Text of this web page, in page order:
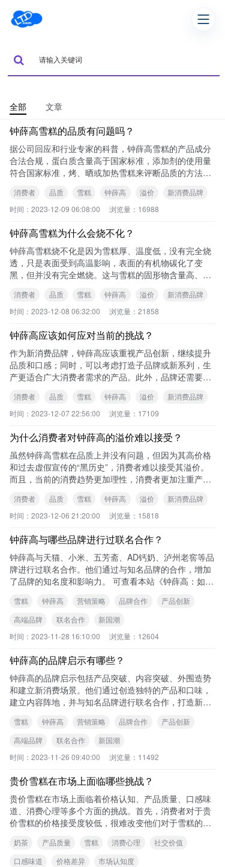
全部 文章
钟薛高雪糕的品质有问题吗？
据公司回应和行业专家的科普，钟薛高雪糕的产品成分
合法合规，蛋白质含量高于国家标准，添加剂的使用量
符合国家标准，烤、晒或加热雪糕来评断品质的方法不
问
消费者 品质 雪糕 钟薛高 溢价
新消费品牌
时间： 2023-12-09 06:08:00 浏览量： 16988
钟薛高雪糕为什么会烧不化？
钟薛高雪糕烧不化是因为雪糕厚、温度低，没有完全烧
透，只是表面受到高温影响，表面的有机物碳化了变
黑，但并没有完全燃烧。这与雪糕的固形物含量高、含
消费者 品质 雪糕 钟薛高 溢价
新消费品牌
时间： 2023-12-08 06:32:00 浏览量： 21858
钟薛高应该如何应对当前的挑战？
作为新消费品牌，钟薛高应该重视产品创新，继续提升
品质和口感；同时，可以考虑打造子品牌或新系列，生
产更适合广大消费者需求的产品。此外，品牌还需要在
进
消费者 品质 雪糕 钟薛高 溢价
新消费品牌
时间： 2023-12-07 22:56:00 浏览量： 17109
为什么消费者对钟薛高的溢价难以接受？
虽然钟薛高雪糕在品质上并没有问题，但因为其高价格
和过去虚假宣传的“黑历史”，消费者难以接受其溢价。
而且，当前的消费趋势更加理性，消费者更加注重产品
消费者 品质 雪糕 钟薛高 溢价
新消费品牌
时间： 2023-12-06 21:20:00 浏览量： 15818
钟薛高与哪些品牌进行过联名合作？
钟薛高与天猫、小米、五芳斋、AD钙奶、泸州老窖等品
牌进行过联名合作。他们通过与知名品牌的合作，增加
了品牌的知名度和影响力。 可查看本站《钟薛高：如何
雪糕 钟薛高 营销策略 品牌合作
产品创新
高端品牌
联名合作
新国潮
时间： 2023-11-28 16:10:00 浏览量： 12604
钟薛高的品牌启示有哪些？
钟薛高的品牌启示包括产品突破、内容突破、外围造势
和建立新消费场景。他们通过创造独特的产品和口味，
建立内容阵地，并与知名品牌进行联名合作，打造新的
雪糕 钟薛高 营销策略 品牌合作
产品创新
高端品牌
联名合作
新国潮
时间： 2023-11-26 09:40:00 浏览量： 11492
贵价雪糕在市场上面临哪些挑战？
贵价雪糕在市场上面临着价格认知、产品质量、口感味
道、消费心理等多个方面的挑战。首先，消费者对于贵
价雪糕的价格接受度较低，很难改变他们对于雪糕的价
断
奶茶 产品质量 雪糕 消费心理
社交价值
口感味道
价格差异
市场认知度